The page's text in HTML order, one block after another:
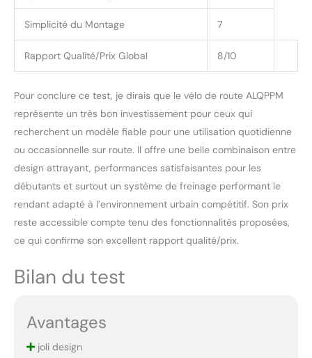
Simplicité du Montage 7
Rapport Qualité/Prix Global 8/10
Pour conclure ce test, je dirais que le vélo de route ALQPPM
représente un très bon investissement pour ceux qui
recherchent un modèle fiable pour une utilisation quotidienne
ou occasionnelle sur route. Il offre une belle combinaison entre
design attrayant, performances satisfaisantes pour les
débutants et surtout un système de freinage performant le
rendant adapté à l’environnement urbain compétitif. Son prix
reste accessible compte tenu des fonctionnalités proposées,
ce qui confirme son excellent rapport qualité/prix.
Bilan du test
Avantages
joli design